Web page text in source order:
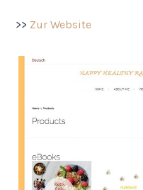
>> Zur Website